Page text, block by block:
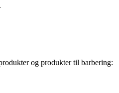
og produkter til barbering: